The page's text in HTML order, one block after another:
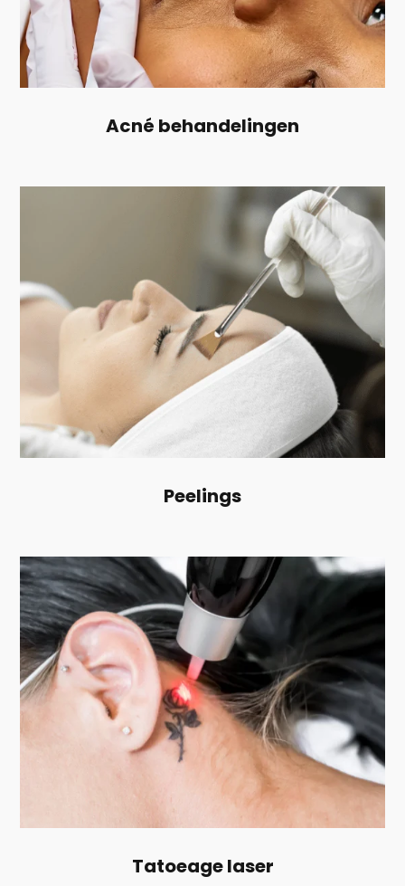
Acné behandelingen
Peelings
Tatoeage laser